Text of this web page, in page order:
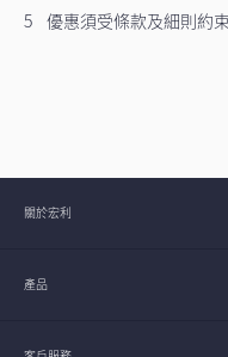
5 優惠須受條款及細則約
關於宏利
產品